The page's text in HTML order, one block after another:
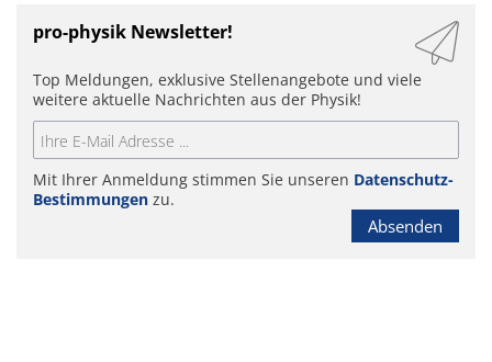
pro-physik Newsletter!
Top Meldungen, exklusive Stellenangebote und viele
weitere aktuelle Nachrichten aus der Physik!
Mit Ihrer Anmeldung stimmen Sie unseren Datenschutz-
Bestimmungen zu.
Absenden